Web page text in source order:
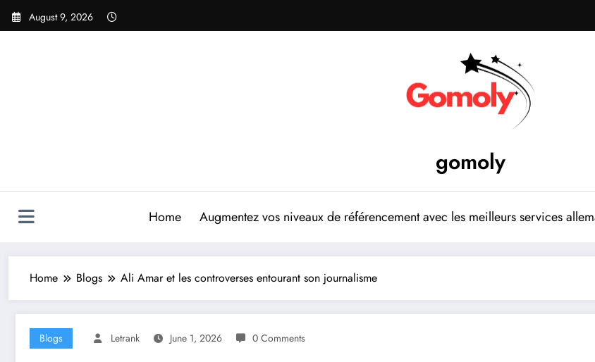
Skip
August 9, 2026
gomoly
Home Augmentez vos niveaux de référencement avec les meilleurs services
Home Blogs Ali Amar et les controverses entourant son journalisme
Blogs Letrank June 1, 2026 0 Comments